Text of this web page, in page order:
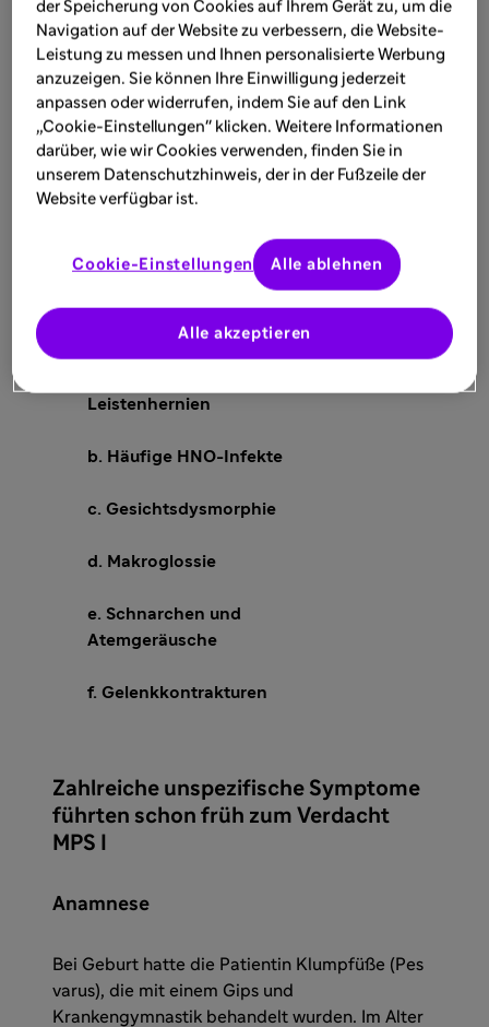
Hepatosplenomegalie
Makroglossie
→Diagnosestellung MPS I im Alter von 12
Monaten
Erste Symptome bei
(Beck 2014, Vijay 2005):
Leistenhernien
b. Häufige HNO-Infekte
c. Gesichtsdysmorphie
d. Makroglossie
e. Schnarchen und
Atemgeräusche
f. Gelenkkontrakturen
Zahlreiche unspezifische Symptome
führten schon früh zum Verdacht
MPS I
Anamnese
Bei Geburt hatte die Patientin Klumpfüße (Pes
varus), die mit einem Gips und
Krankengymnastik behandelt wurden. Im Alter
der Speicherung von Cookies auf Ihrem Gerät zu, um die
Navigation auf der Website zu verbessern, die Website-
Leistung zu messen und Ihnen personalisierte Werbung
anzuzeigen. Sie können Ihre Einwilligung jederzeit
anpassen oder widerrufen, indem Sie auf den Link
„Cookie-Einstellungen" klicken. Weitere Informationen
darüber, wie wir Cookies verwenden, finden Sie in
unserem Datenschutzhinweis, der in der Fußzeile der
Website verfügbar ist.
Cookie-Einstellungen
Alle akzeptieren
Alle ablehnen